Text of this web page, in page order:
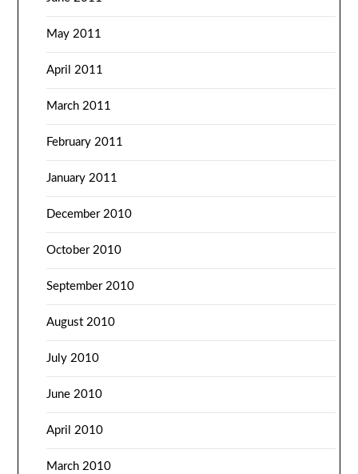
May 2011
April 2011
March 2011
February 2011
January 2011
December 2010
October 2010
September 2010
August 2010
July 2010
June 2010
April 2010
March 2010